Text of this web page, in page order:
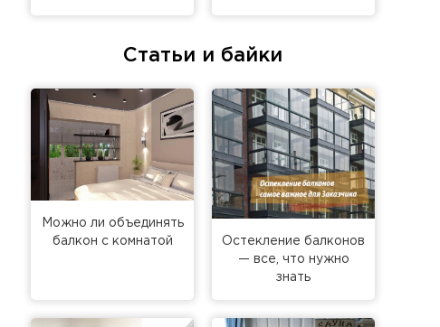
Статьи и байки
Можно ли объединять
балкон с комнатой
Остекление балконов
— все, что нужно
знать